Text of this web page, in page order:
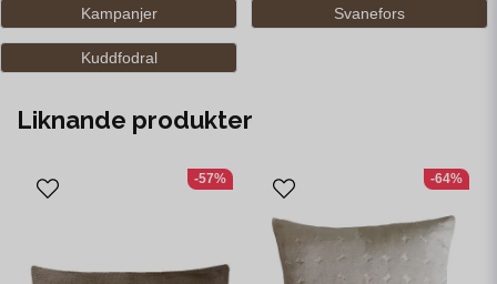
Kampanjer Svanefors
Kuddfodral
Liknande produkter
-57% -64%